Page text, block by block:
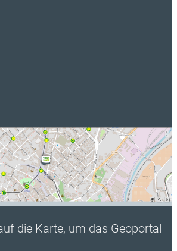
die Karte, um das Geoportal